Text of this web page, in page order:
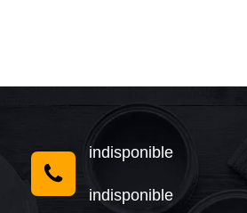
indisponible
indisponible